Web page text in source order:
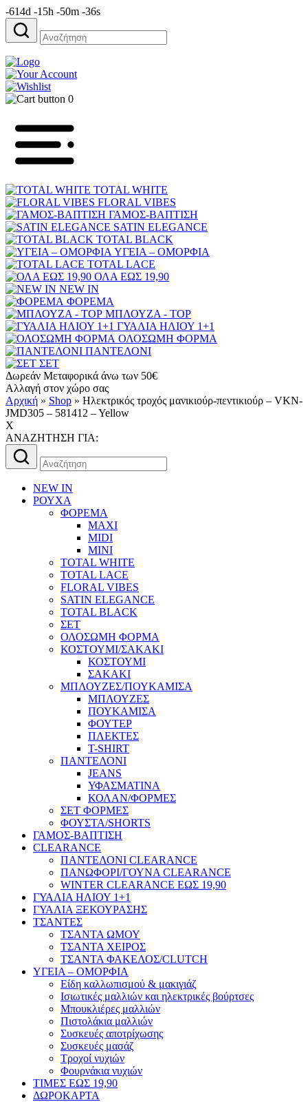
-614d -15h -50m -36s
Αναζήτηση
για:
0
TOTAL WHITE
FLORAL VIBES
ΓΑΜΟΣ-ΒΑΠΤΙΣΗ
SATIN ELEGANCE
TOTAL BLACK
ΥΓΕΙΑ – ΟΜΟΡΦΙΑ
TOTAL LACE
ΟΛΑ ΕΩΣ 19,90
NEW IN
ΦΟΡΕΜΑ
ΜΠΛΟΥΖΑ - TOP
ΓΥΑΛΙΑ ΗΛΙΟΥ 1+1
ΟΛΟΣΩΜΗ ΦΟΡΜΑ
ΠΑΝΤΕΛΟΝΙ
ΣΕΤ
Δωρεάν Μεταφορικά άνω των 50€
Αλλαγή στον χώρο σας
Αρχική » Shop » Ηλεκτρικός τροχός μανικιούρ-πεντικιούρ – VKN-
JMD305 – 581412 – Yellow
X
AΝΑΖΗΤΗΣΗ ΓΙΑ:
Αναζήτηση
για:
NEW IN
ΡΟΥΧΑ
ΦΟΡΕΜΑ
MAXI
MIDI
MINI
TOTAL WHITE
TOTAL LACE
FLORAL VIBES
SATIN ELEGANCE
TOTAL BLACK
ΣΕΤ
ΟΛΟΣΩΜΗ ΦΟΡΜΑ
ΚΟΣΤΟΥΜΙ/ΣΑΚΑΚΙ
ΚΟΣΤΟΥΜΙ
ΣΑΚΑΚΙ
ΜΠΛΟΥΖΕΣ/ΠΟΥΚΑΜΙΣΑ
ΜΠΛΟΥΖΕΣ
ΠΟΥΚΑΜΙΣΑ
ΦΟΥΤΕΡ
ΠΛΕΚΤΕΣ
T-SHIRT
ΠΑΝΤΕΛΟΝΙ
JEANS
ΥΦΑΣΜΑΤΙΝΑ
ΚΟΛΑΝ/ΦΟΡΜΕΣ
ΣΕΤ ΦΟΡΜΕΣ
ΦΟΥΣΤΑ/SHORTS
ΓΑΜΟΣ-ΒΑΠΤΙΣΗ
CLEARANCE
ΠΑΝΤΕΛΟΝΙ CLEARANCE
ΠΑΝΩΦΟΡΙ/ΓΟΥΝΑ CLEARANCE
WINTER CLEARANCE ΕΩΣ 19,90
ΓΥΑΛΙΑ ΗΛΙΟΥ 1+1
ΓΥΑΛΙΑ ΞΕΚΟΥΡΑΣΗΣ
ΤΣΑΝΤΕΣ
ΤΣΑΝΤΑ ΩΜΟΥ
ΤΣΑΝΤΑ ΧΕΙΡΟΣ
ΤΣΑΝΤΑ ΦΑΚΕΛΟΣ/CLUTCH
ΥΓΕΙΑ – ΟΜΟΡΦΙΑ
Είδη καλλωπισμού & μακιγιάζ
Ισιωτικές μαλλιών και ηλεκτρικές βούρτσες
Μπουκλιέρες μαλλιών
Πιστολάκια μαλλιών
Συσκευές αποτρίχωσης
Συσκευές μασάζ
Τροχοί νυχιών
Φουρνάκια νυχιών
ΤΙΜΕΣ ΕΩΣ 19,90
ΔΩΡΟΚΑΡΤΑ